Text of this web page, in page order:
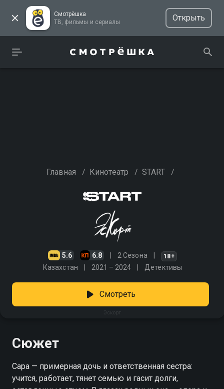
Смотрёшка
ТВ, фильмы и сериалы
Открыть
Главная / Кинотеатр / START /
5.6 6.8 2 Сезона 18+
Казахстан 2021 – 2024 Детективы
Эскорт
Смотреть
Сюжет
Сара — примерная дочь и ответственная сестра:
учится, работает, тянет семью и гасит долги,